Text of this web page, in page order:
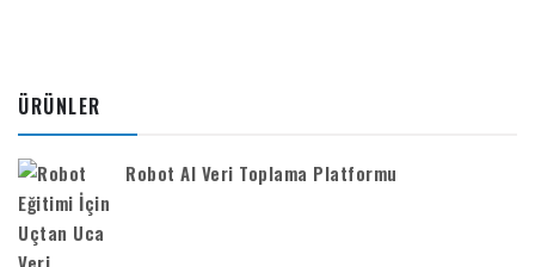
ÜRÜNLER
Robot AI Veri Toplama Platformu